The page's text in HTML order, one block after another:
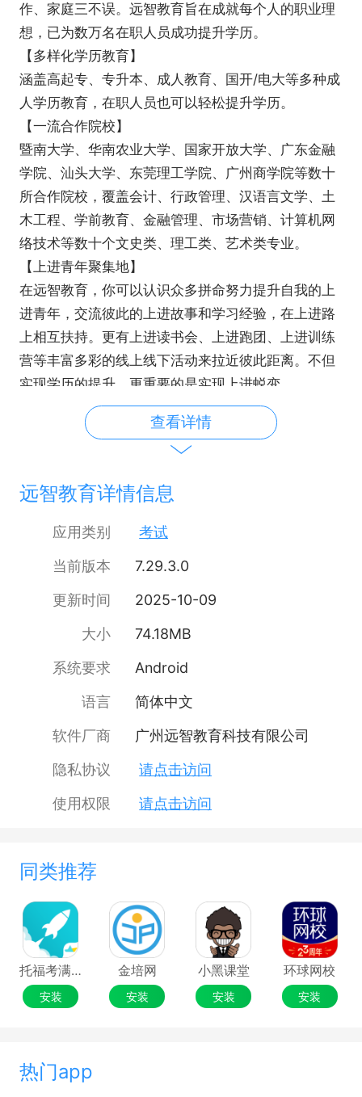
作、家庭三不误。远智教育旨在成就每个人的职业理
想，已为数万名在职人员成功提升学历。
【多样化学历教育】
涵盖高起专、专升本、成人教育、国开/电大等多种成
人学历教育，在职人员也可以轻松提升学历。
【一流合作院校】
暨南大学、华南农业大学、国家开放大学、广东金融
学院、汕头大学、东莞理工学院、广州商学院等数十
所合作院校，覆盖会计、行政管理、汉语言文学、土
木工程、学前教育、金融管理、市场营销、计算机网
络技术等数十个文史类、理工类、艺术类专业。
【上进青年聚集地】
在远智教育，你可以认识众多拼命努力提升自我的上
进青年，交流彼此的上进故事和学习经验，在上进路
上相互扶持。更有上进读书会、上进跑团、上进训练
营等丰富多彩的线上线下活动来拉近彼此距离。不但
实现学历的提升，更重要的是实现上进蜕变。
查看详情
远智教育详情信息
应用类别
考试
当前版本
7.29.3.0
更新时间
2025-10-09
大小
74.18MB
系统要求
Android
语言
简体中文
软件厂商
广州远智教育科技有限公司
隐私协议
请点击访问
使用权限
请点击访问
同类推荐
托福考满分
安装
金培网
安装
小黑课堂
安装
环球网校
安装
热门app